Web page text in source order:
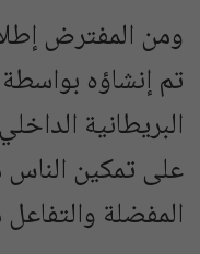
ومن المفترض
تم إنشاؤه
البريطانية
على تمكين
المفضلة